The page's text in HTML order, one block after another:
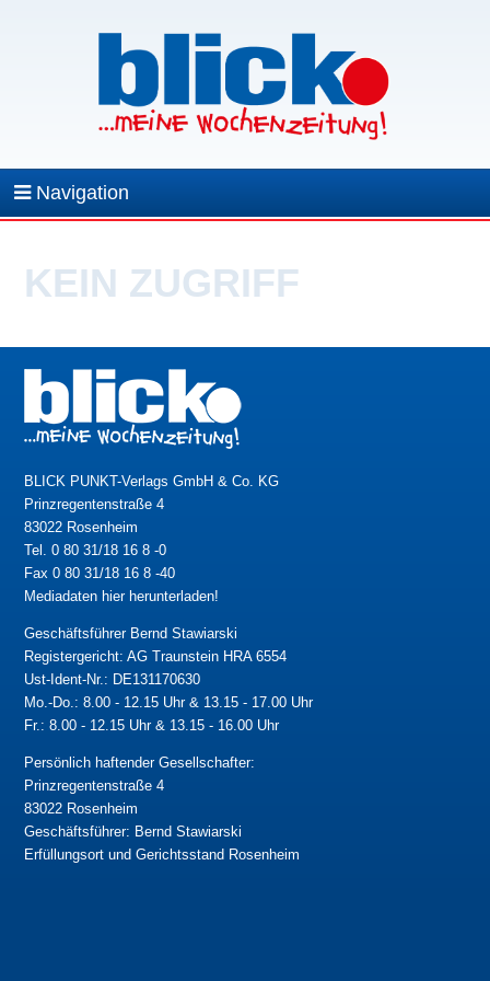
Navigation
KEIN ZUGRIFF
BLICK PUNKT-Verlags GmbH & Co. KG
Prinzregentenstraße 4
83022 Rosenheim
Tel. 0 80 31/18 16 8 -0
Fax 0 80 31/18 16 8 -40
Mediadaten hier herunterladen!
Geschäftsführer Bernd Stawiarski
Registergericht: AG Traunstein HRA 6554
Ust-Ident-Nr.: DE131170630
Mo.-Do.: 8.00 - 12.15 Uhr & 13.15 - 17.00 Uhr
Fr.: 8.00 - 12.15 Uhr & 13.15 - 16.00 Uhr
Persönlich haftender Gesellschafter:
Prinzregentenstraße 4
83022 Rosenheim
Geschäftsführer: Bernd Stawiarski
Erfüllungsort und Gerichtsstand Rosenheim